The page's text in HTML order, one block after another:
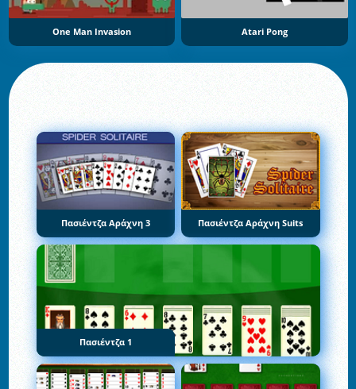
One Man Invasion Atari Pong
Πασιέντζα Αράχνη 3 Πασιέντζα Αράχνη Suits
Πασιέντζα 1